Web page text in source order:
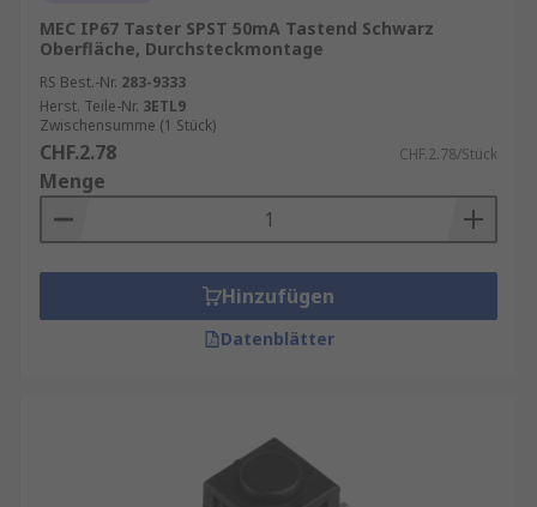
MEC IP67 Taster SPST 50mA Tastend Schwarz
Oberfläche, Durchsteckmontage
RS Best.-Nr. 283-9333
Herst. Teile-Nr. 3ETL9
Zwischensumme (1 Stück)
CHF.2.78 CHF.2.78/Stück
Menge
Hinzufügen
Datenblätter